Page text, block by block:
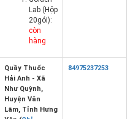
Lab (Hộp
20gói):
còn
hàng
Quầy Thuốc
Hải Anh - Xã
Như Quỳnh,
Huyện Văn
Lâm, Tỉnh Hưng
84975237253